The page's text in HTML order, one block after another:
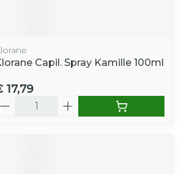
Capil. Spray Kamille 100ml
17,79